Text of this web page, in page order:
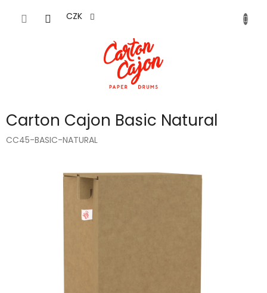
CZK
Carton Cajon Basic Natural
CC45-BASIC-NATURAL